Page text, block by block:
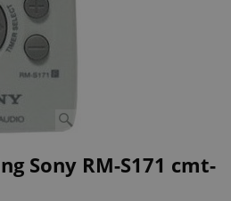
Sony RM-S171 cmt-